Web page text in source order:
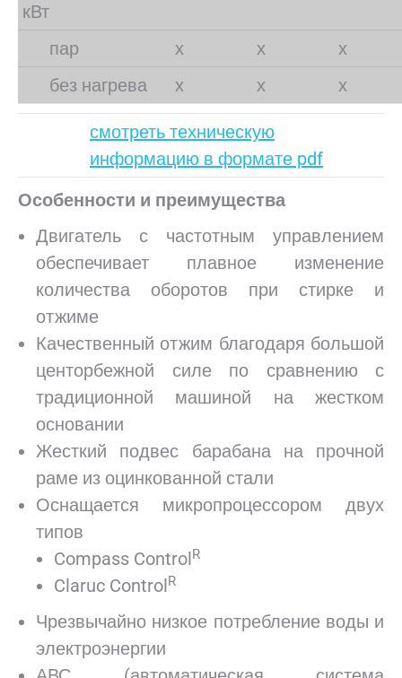
кВт
пар х х
х
без нагрева
х х х
смотреть техническую
информацию в формате pdf
Особенности и преимущества
Двигатель с частотным управлением
обеспечивает плавное изменение
количества оборотов при стирке и
отжиме
Качественный отжим благодаря большой
центорбежной силе по сравнению с
традиционной машиной на жестком
основании
Жесткий подвес барабана на прочной
раме из оцинкованной стали
Оснащается микропроцессором двух
типов
Compass ControlR
Claruc ControlR
Чрезвычайно низкое потребление воды и
электроэнергии